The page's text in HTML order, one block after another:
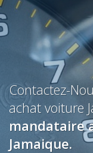
Contactez-
achat voiture
mandataire
Jamaique.